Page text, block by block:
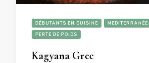
DÉBUTANTS EN CUISINE
MEDITERRANÉE
PERTE DE POIDS
Kagyana Grec